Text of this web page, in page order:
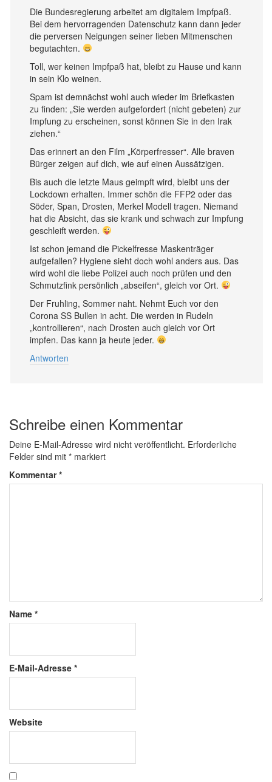
Die Bundesregierung arbeitet am digitalem Impfpaß.
Bei dem hervorragenden Datenschutz kann dann jeder
die perversen Neigungen seiner lieben Mitmenschen
begutachten.
Toll, wer keinen Impfpaß hat, bleibt zu Hause und kann
in sein Klo weinen.
Spam ist demnächst wohl auch wieder im Briefkasten
zu finden: „Sie werden aufgefordert (nicht gebeten) zur
Impfung zu erscheinen, sonst können Sie in den Irak
ziehen.“
Das erinnert an den Film „Körperfresser“. Alle braven
Bürger zeigen auf dich, wie auf einen Aussätzigen.
Bis auch die letzte Maus geimpft wird, bleibt uns der
Lockdown erhalten. Immer schön die FFP2 oder das
Söder, Span, Drosten, Merkel Modell tragen. Niemand
hat die Absicht, das sie krank und schwach zur Impfung
geschleift werden.
Ist schon jemand die Pickelfresse Maskenträger
aufgefallen? Hygiene sieht doch wohl anders aus. Das
wird wohl die liebe Polizei auch noch prüfen und den
Schmutzfink persönlich „abseifen“, gleich vor Ort.
Der Fruhling, Sommer naht. Nehmt Euch vor den
Corona SS Bullen in acht. Die werden in Rudeln
„kontrollieren“, nach Drosten auch gleich vor Ort
impfen. Das kann ja heute jeder.
Antworten
Schreibe einen Kommentar
Deine E-Mail-Adresse wird nicht veröffentlicht. Erforderliche
Felder sind mit * markiert
Kommentar*
Name *
E-Mail-Adresse *
Website